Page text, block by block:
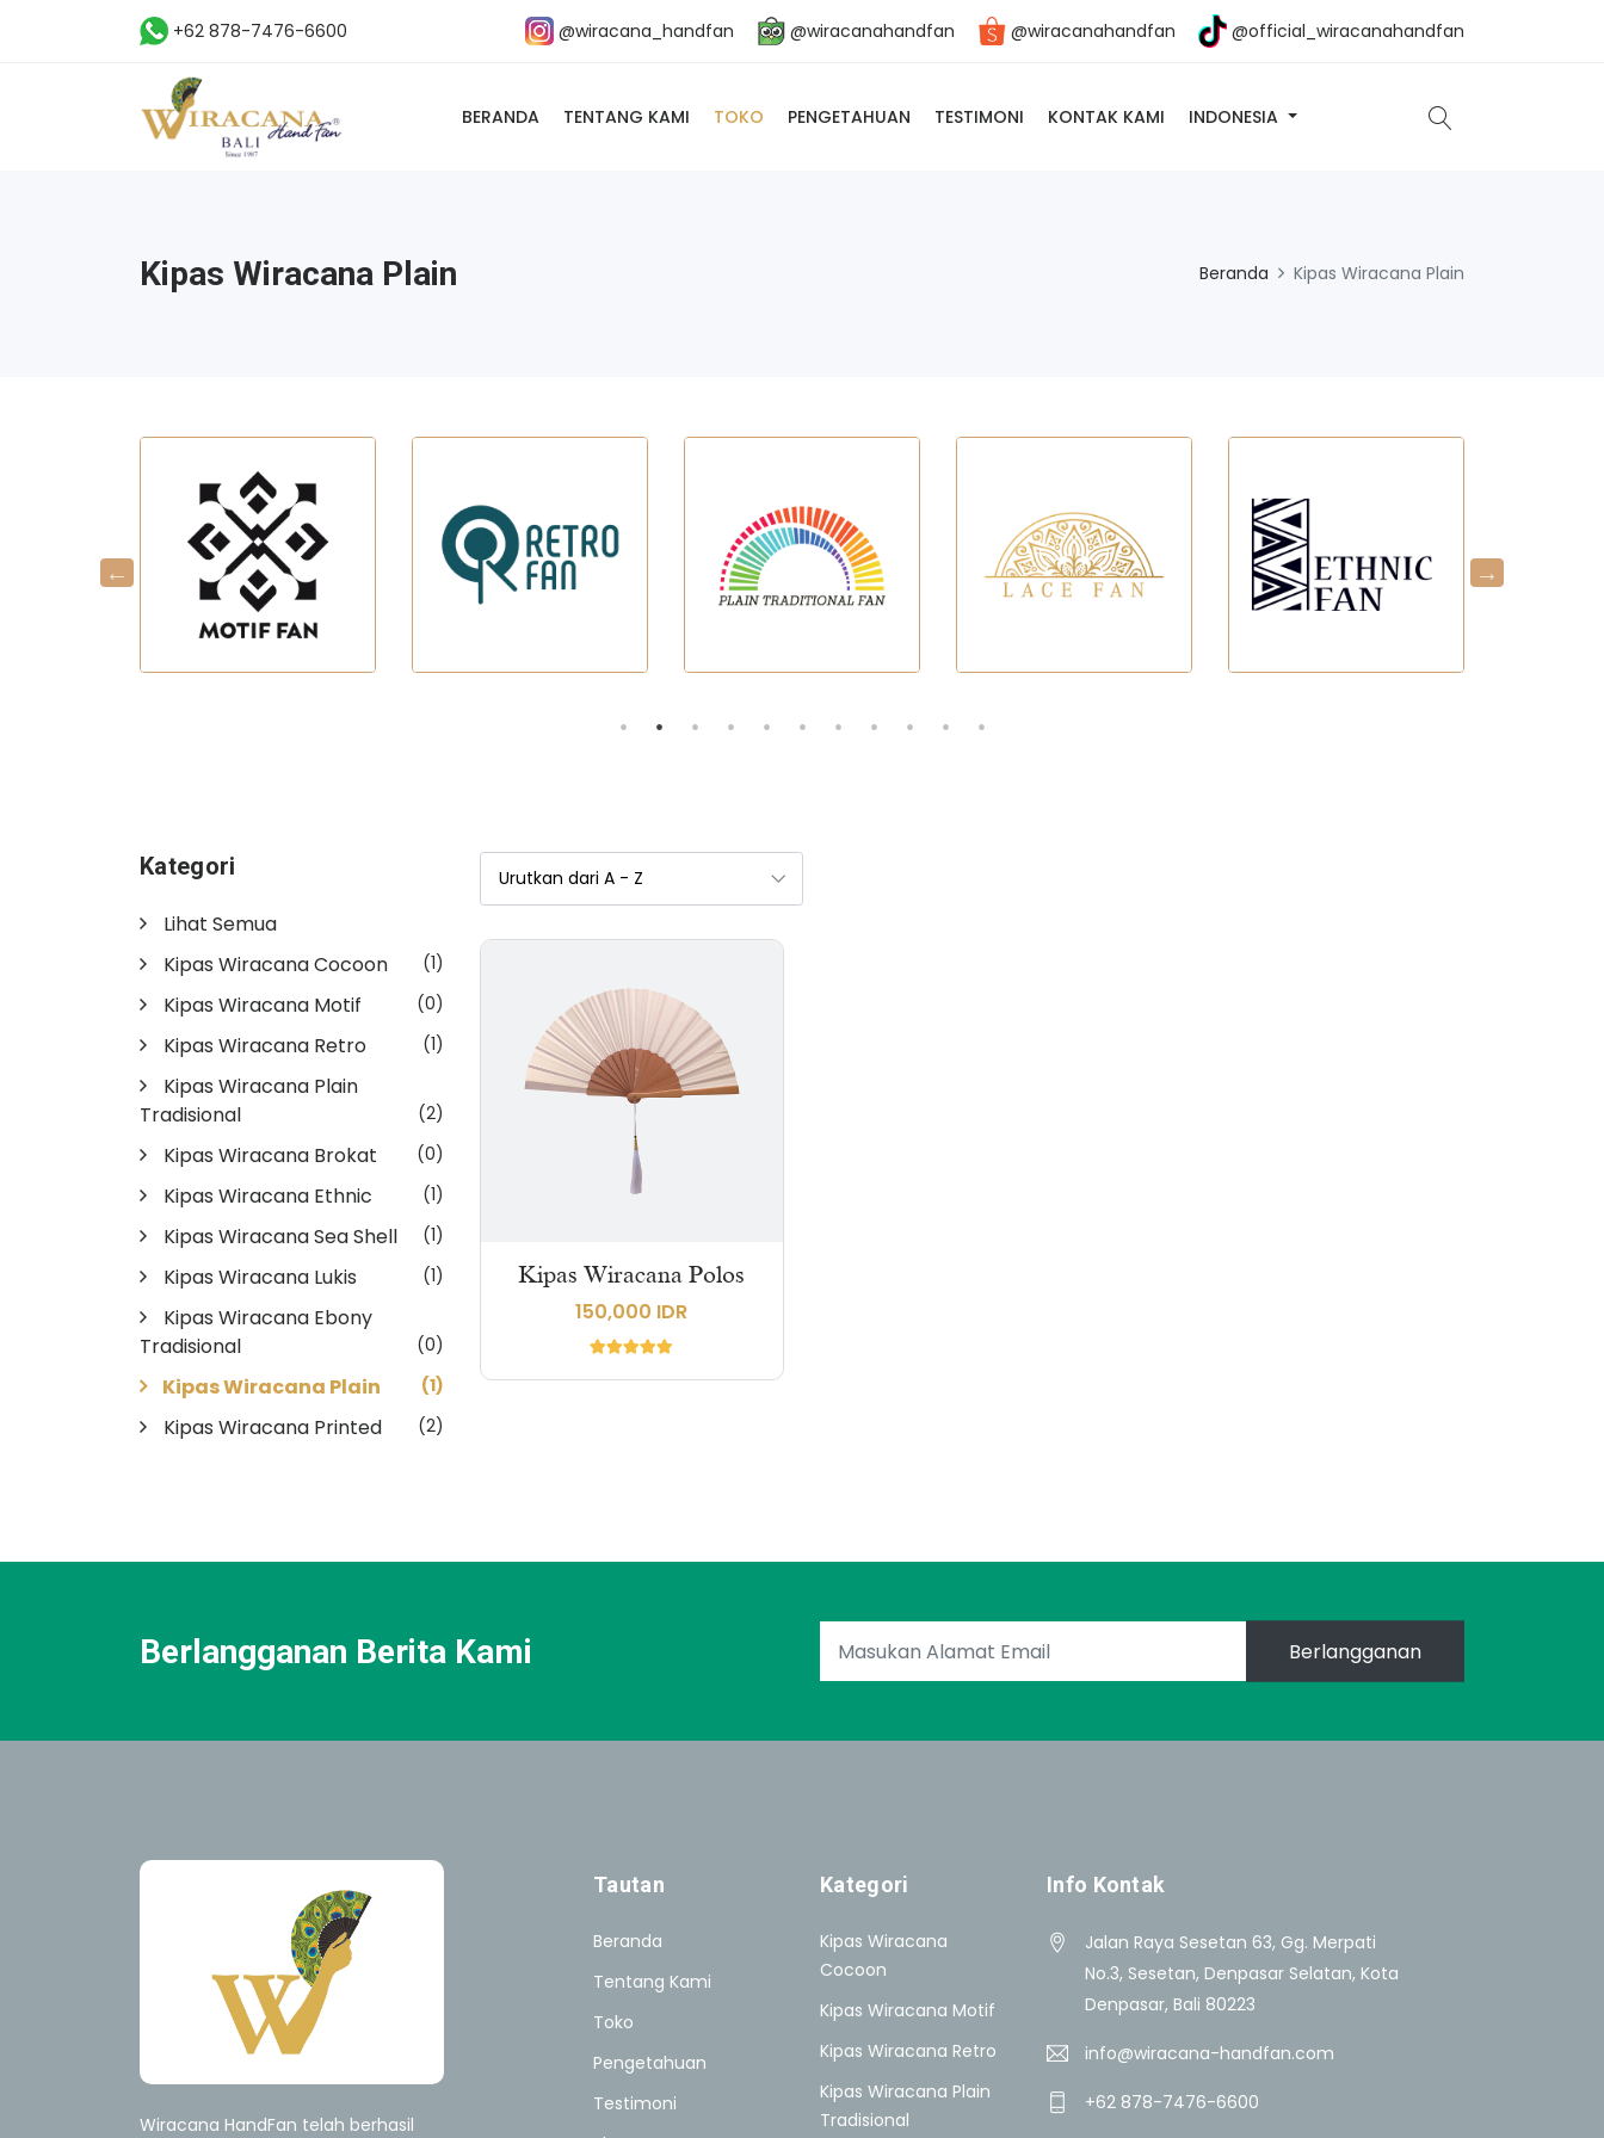
+62 878-7476-6600 @wiracana_handfan @wiracanahandfan @wiracanahandfan @official_wiracanahandfan
BERANDA TENTANG KAMI TOKO PENGETAHUAN TESTIMONI KONTAK KAMI INDONESIA
Kipas Wiracana Plain Beranda Kipas Wiracana Plain
Kipas Wiracana Polos
150,000 IDR
Kategori
Lihat Semua
Kipas Wiracana Cocoon
(1)
Kipas Wiracana Motif (0)
Kipas Wiracana Retro (1)
Kipas Wiracana Plain
Tradisional
(2)
Kipas Wiracana Brokat (0)
Kipas Wiracana Ethnic (1)
Kipas Wiracana Sea Shell (1)
Kipas Wiracana Lukis (1)
Kipas Wiracana Ebony
Tradisional
(0)
Kipas Wiracana Plain (1)
Kipas Wiracana Printed (2)
Berlangganan Berita Kami Berlangganan
Wiracana HandFan telah berhasil
Tautan
Beranda
Tentang Kami
Toko
Pengetahuan
Testimoni
Kategori
Kipas Wiracana
Cocoon
Kipas Wiracana Motif
Kipas Wiracana Retro
Kipas Wiracana Plain
Tradisional
Info Kontak
Jalan Raya Sesetan 63, Gg. Merpati
No.3, Sesetan, Denpasar Selatan, Kota
Denpasar, Bali 80223
info@wiracana-handfan.com
+62 878-7476-6600